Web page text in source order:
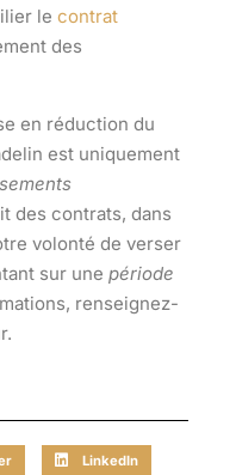
le contrat
des
en réduction du
est uniquement
des contrats, dans
volonté de verser
sur une période
renseignez-
LinkedIn